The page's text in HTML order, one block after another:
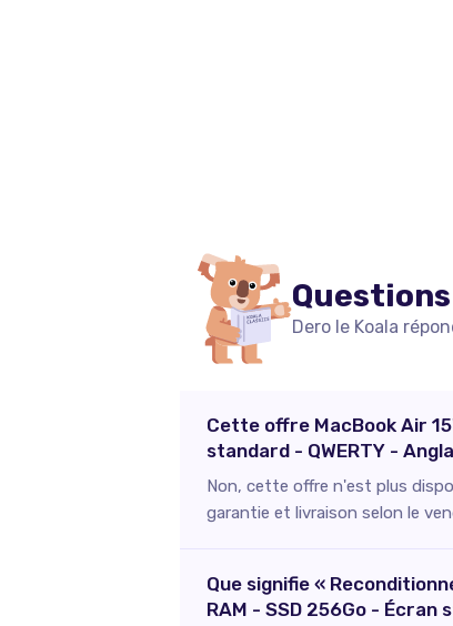
Dero le Koala
Cette offre MacBook Air
standard - QWERTY -
Non, cette offre n'est plus
garantie et livraison selon le
Que signifie «
RAM - SSD 256Go - Écran